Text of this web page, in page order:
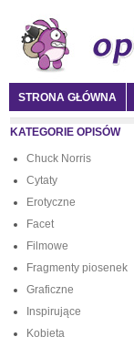
STRONA GŁÓWNA
KATEGORIE OPISÓW
Chuck Norris
Cytaty
Erotyczne
Facet
Filmowe
Fragmenty piosenek
Graficzne
Inspirujące
Kobieta